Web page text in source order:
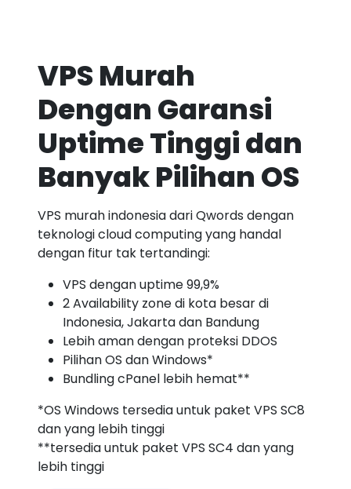
VPS Murah
Dengan Garansi
Uptime Tinggi dan
Banyak Pilihan OS
VPS murah indonesia dari Qwords dengan
teknologi cloud computing yang handal
dengan fitur tak tertandingi:
VPS dengan uptime 99,9%
2 Availability zone di kota besar di
Indonesia, Jakarta dan Bandung
Lebih aman dengan proteksi DDOS
Pilihan OS dan Windows*
Bundling cPanel lebih hemat**
*OS Windows tersedia untuk paket VPS SC8
dan yang lebih tinggi
**tersedia untuk paket VPS SC4 dan yang
lebih tinggi